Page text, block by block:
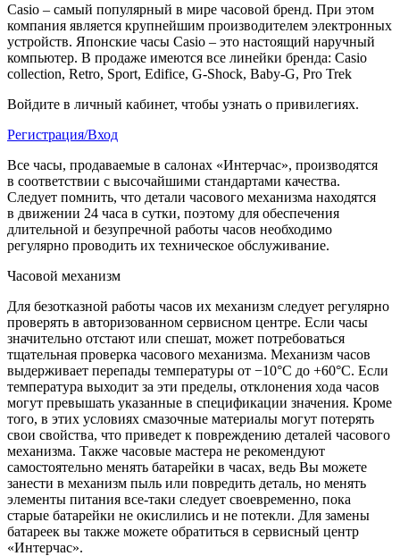
Casio – самый популярный в мире часовой бренд. При этом
компания является крупнейшим производителем электронных
устройств. Японские часы Casio – это настоящий наручный
компьютер. В продаже имеются все линейки бренда: Casio
collection, Retro, Sport, Edifice, G-Shock, Baby-G, Pro Trek
Войдите в личный кабинет, чтобы узнать о привилегиях.
Регистрация/Вход
Все часы, продаваемые в салонах «Интерчас», производятся
в соответствии с высочайшими стандартами качества.
Следует помнить, что детали часового механизма находятся
в движении 24 часа в сутки, поэтому для обеспечения
длительной и безупречной работы часов необходимо
регулярно проводить их техническое обслуживание.
Часовой механизм
Для безотказной работы часов их механизм следует регулярно
проверять в авторизованном сервисном центре. Если часы
значительно отстают или спешат, может потребоваться
тщательная проверка часового механизма. Механизм часов
выдерживает перепады температуры от −10°C до +60°C. Если
температура выходит за эти пределы, отклонения хода часов
могут превышать указанные в спецификации значения. Кроме
того, в этих условиях смазочные материалы могут потерять
свои свойства, что приведет к повреждению деталей часового
механизма. Также часовые мастера не рекомендуют
самостоятельно менять батарейки в часах, ведь Вы можете
занести в механизм пыль или повредить деталь, но менять
элементы питания все-таки следует своевременно, пока
старые батарейки не окислились и не потекли. Для замены
батареек вы также можете обратиться в сервисный центр
«Интерчас».